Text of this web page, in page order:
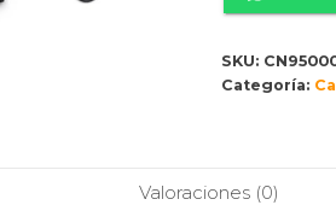
SKU:
Categoría:
Valoraciones (0)